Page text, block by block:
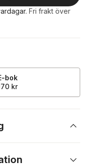
. Fri frakt över
bok
kr